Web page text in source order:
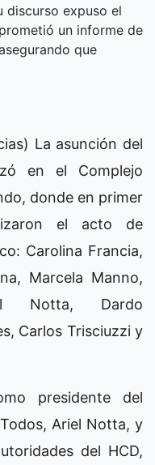
discurso expuso el
un informe de
que
La asunción del
en el Complejo
donde en primer
el acto de
Carolina Francia,
Marcela Manno,
Notta, Dardo
Carlos Trisciuzzi y
presidente del
Ariel Notta, y
del HCD,